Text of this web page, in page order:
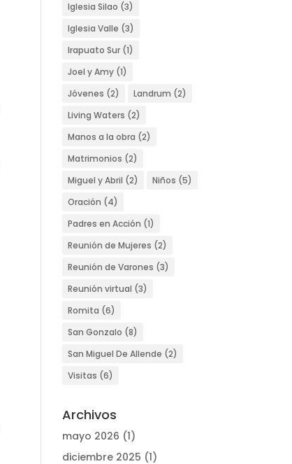
Iglesia Silao (3)
Iglesia Valle (3)
Irapuato Sur (1)
Joel y Amy (1)
Jóvenes (2) Landrum (2)
Living Waters (2)
Manos a la obra (2)
Matrimonios (2)
Miguel y Abril (2) Niños (5)
Oración (4)
Padres en Acción (1)
Reunión de Mujeres (2)
Reunión de Varones (3)
Reunión virtual (3)
Romita (6)
San Gonzalo (8)
San Miguel De Allende (2)
Visitas (6)
Archivos
mayo 2026 (1)
diciembre 2025 (1)